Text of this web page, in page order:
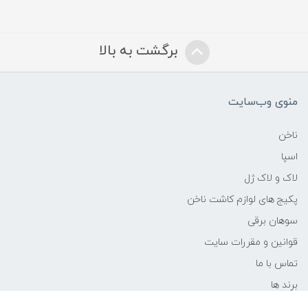
برگشت به بالا
منوی وب‌سایت
ناخن
اسپا
لاک و لاک ژل
پکیج های لوازم کاشت ناخن
سوهان برقی
قوانین و مقررات سایت
تماس با ما
برند ها